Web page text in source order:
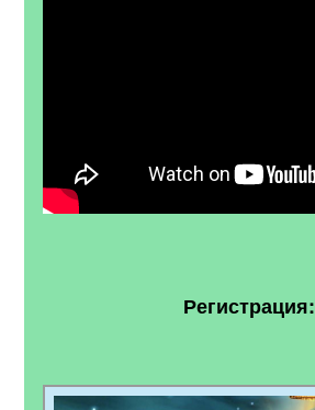
Регистрация: